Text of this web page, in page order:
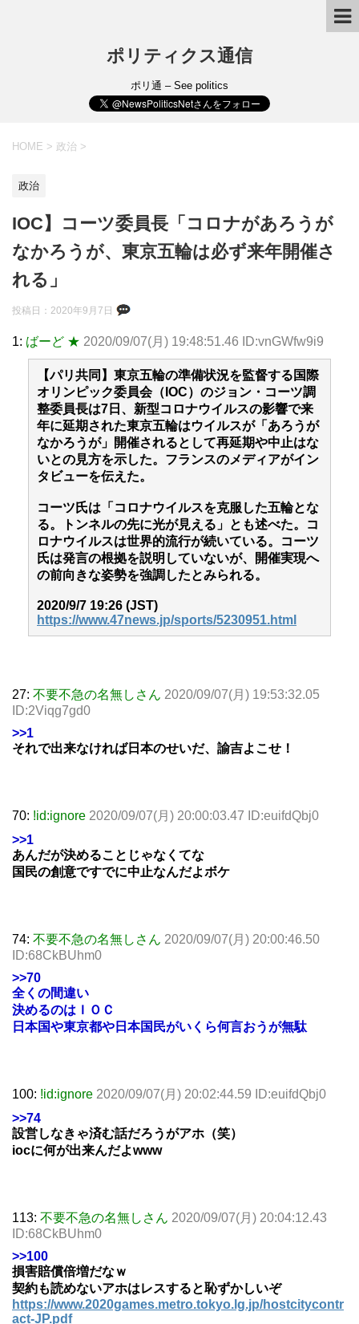
ポリティクス通信
ポリ通 – See politics
HOME > 政治 >
政治
IOC】コーツ委員長「コロナがあろうが
なかろうが、東京五輪は必ず来年開催さ
れる」
投稿日： 2020年9月7日
1: ばーど ★ 2020/09/07(月) 19:48:51.46 ID:vnGWfw9i9
【パリ共同】東京五輪の準備状況を監督する国際
オリンピック委員会（IOC）のジョン・コーツ調
整委員長は7日、新型コロナウイルスの影響で来
年に延期された東京五輪はウイルスが「あろうが
なかろうが」開催されるとして再延期や中止はな
いとの見方を示した。フランスのメディアがイン
タビューを伝えた。
コーツ氏は「コロナウイルスを克服した五輪とな
る。トンネルの先に光が見える」とも述べた。コ
ロナウイルスは世界的流行が続いている。コーツ
氏は発言の根拠を説明していないが、開催実現へ
の前向きな姿勢を強調したとみられる。
2020/9/7 19:26 (JST)
https://www.47news.jp/sports/5230951.html
27: 不要不急の名無しさん 2020/09/07(月) 19:53:32.05
ID:2Viqg7gd0
>>1
それで出来なければ日本のせいだ、諭吉よこせ！
70: !id:ignore 2020/09/07(月) 20:00:03.47 ID:euifdQbj0
>>1
あんだが決めることじゃなくてな
国民の創意ですでに中止なんだよボケ
74: 不要不急の名無しさん 2020/09/07(月) 20:00:46.50
ID:68CkBUhm0
>>70
全くの間違い
決めるのはＩＯＣ
日本国や東京都や日本国民がいくら何言おうが無駄
100: !id:ignore 2020/09/07(月) 20:02:44.59 ID:euifdQbj0
>>74
設営しなきゃ済む話だろうがアホ（笑）
iocに何が出来んだよwww
113: 不要不急の名無しさん 2020/09/07(月) 20:04:12.43
ID:68CkBUhm0
>>100
損害賠償倍増だなｗ
契約も読めないアホはレスすると恥ずかしいぞ
https://www.2020games.metro.tokyo.lg.jp/hostcitycontr
act-JP.pdf